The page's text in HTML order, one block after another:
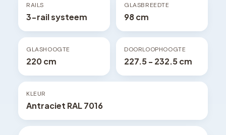
RAILS
3-rail systeem
GLASBREEDTE
98 cm
GLASHOOGTE
220 cm
DOORLOOPHOOGTE
227.5 - 232.5 cm
KLEUR
Antraciet RAL 7016